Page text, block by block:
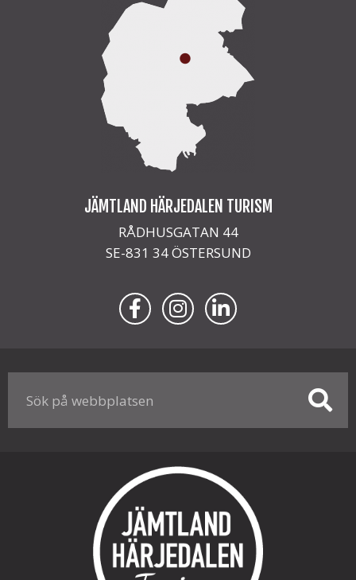
JÄMTLAND HÄRJEDALEN TURISM
RÅDHUSGATAN 44
SE-831 34 ÖSTERSUND